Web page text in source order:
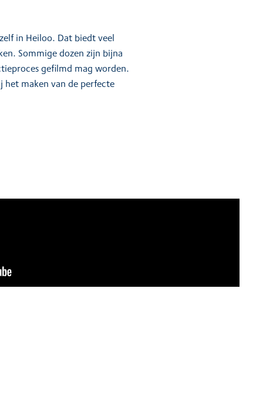
in Heiloo. Dat biedt veel
Sommige dozen zijn bijna
gefilmd mag worden.
het maken van de perfecte